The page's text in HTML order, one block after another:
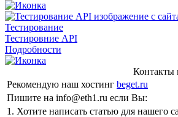
Тестирование
Тестировние API
Подробности
Контакты
Рекомендую наш хостинг beget.ru
Пишите на info@eth1.ru если Вы:
1. Хотите написать статью для нашего